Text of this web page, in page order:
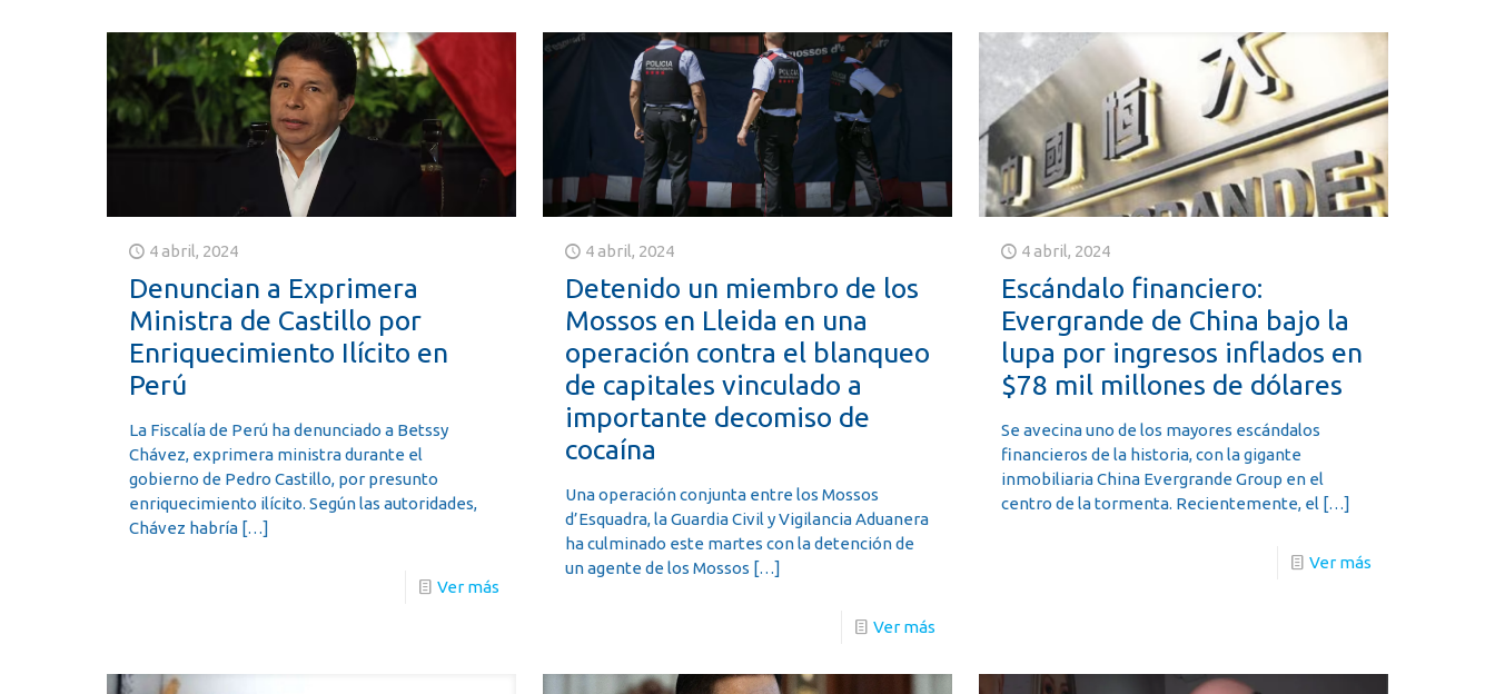
4 abril, 2024
Denuncian a Exprimera
Ministra de Castillo por
Enriquecimiento Ilícito en
Perú
La Fiscalía de Perú ha denunciado a Betssy
Chávez, exprimera ministra durante el
gobierno de Pedro Castillo, por presunto
enriquecimiento ilícito. Según las autoridades,
Chávez habría[…]
Ver más
4 abril, 2024
Detenido un miembro de los
Mossos en Lleida en una
operación contra el blanqueo
de capitales vinculado a
importante decomiso de
cocaína
Una operación conjunta entre los Mossos
d’Esquadra, la Guardia Civil y Vigilancia Aduanera
ha culminado este martes con la detención de
un agente de los Mossos […]
Ver más
4 abril, 2024
Escándalo financiero:
Evergrande de China bajo la
lupa por ingresos inflados en
$78 mil millones de dólares
Se avecina uno de los mayores escándalos
financieros de la historia, con la gigante
inmobiliaria China Evergrande Group en el
centro de la tormenta. Recientemente, el […]
Ver más